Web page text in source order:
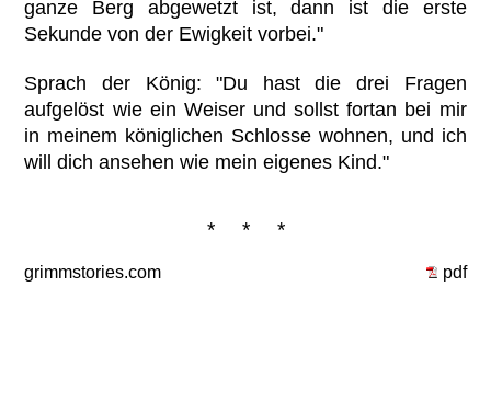
ganze Berg abgewetzt ist, dann ist die erste
Sekunde von der Ewigkeit vorbei."
Sprach der König: "Du hast die drei Fragen
aufgelöst wie ein Weiser und sollst fortan bei mir
in meinem königlichen Schlosse wohnen, und ich
will dich ansehen wie mein eigenes Kind."
* * *
grimmstories.com pdf